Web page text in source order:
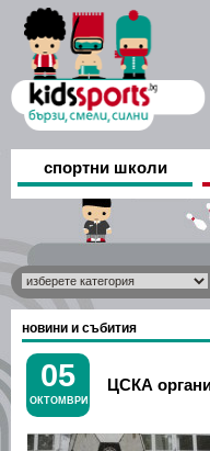
спортни школи
новини и събития
05
ОКТОМВРИ
ЦСКА